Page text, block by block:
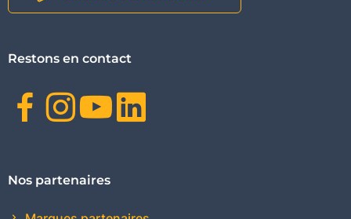
Restons en contact
Facebook
Instagram
Youtube
Nos partenaires